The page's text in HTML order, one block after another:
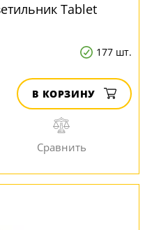
Tablet
177 шт.
В КОРЗИНУ